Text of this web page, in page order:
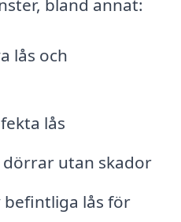
bland annat:
lås och
lås
utan skador
lås för